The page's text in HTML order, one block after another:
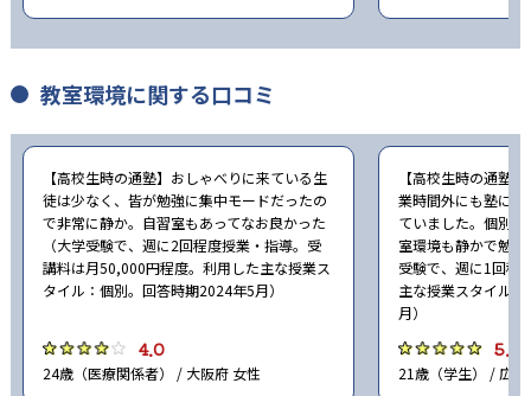
教室環境に関する口コミ
【高校生時の通塾】おしゃべりに来ている生
徒は少なく、皆が勉強に集中モードだったの
で非常に静か。自習室もあってなお良かった
（大学受験で、週に2回程度授業・指導。受
講料は月50,000円程度。利用した主な授業ス
タイル：個別。回答時期2024年5月）
4.0
24歳（医療関係者） / 大阪府 女性
【高校生時の通塾
業時間外にも塾に
ていました。個別
室環境も静かで勉
受験で、週に1回程
主な授業スタイル
月）
5.0
21歳（学生） / 広島